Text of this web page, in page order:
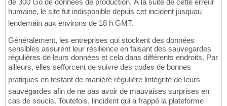
de 300 Go de données de production. À la suite de cette erreur
humaine, le site fut indisponible depuis cet incident jusquau
lendemain aux environs de 18 h GMT.
Généralement, les entreprises qui stockent des données
sensibles assurent leur résilience en faisant des sauvegardes
régulières de leurs données et cela dans différents endroits. Par
ailleurs, elles sefforcent de suivre des codes de bonnes
pratiques en testant de manière régulière lintégrité de leurs
sauvegardes afin de ne pas avoir de mauvaises surprises en
cas de soucis. Toutefois, lincident qui a frappé la plateforme